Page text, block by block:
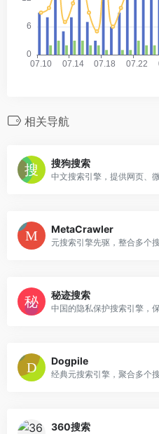
相关导航
搜狗搜索
中文搜索引擎，提供网页、
MetaCrawler
元搜索引擎先驱，整合多个
秘迹搜索
中国的隐私保护搜索引擎，
Dogpile
经典元搜索引擎，聚合多个
360搜索